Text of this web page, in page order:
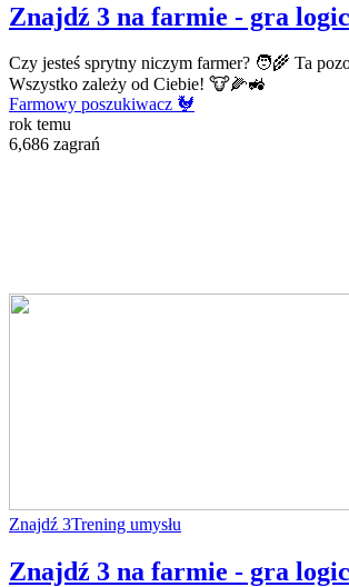
Znajdź 3 na farmie - gra
Czy jesteś sprytny niczym farmer? 🧑‍🌾 Ta
Wszystko zależy od Ciebie! 🐮🌽🚜
Farmowy poszukiwacz 🐓
rok temu
6,686 zagrań
Znajdź 3Trening umysłu
Znajdź 3 na farmie - gra